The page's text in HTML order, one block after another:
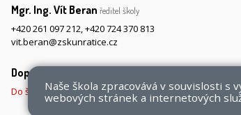
Mgr. Ing. Vít Beran ředitel školy
+420 261 097 212,+420 724 370 813
vit.beran@zskunratice.cz
Doprava do školy
Do školy pěšky, na kole nebo koloběžce, MHD,
Naše škola zpracovává v souvislosti
webových stránek a internetových